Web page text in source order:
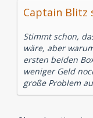
Captain Blitz
Stimmt schon,
wäre, aber
ersten beiden
weniger Geld
große Problem